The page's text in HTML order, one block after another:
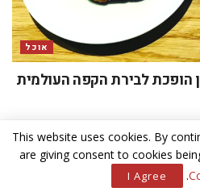
אוכל
הופכת לבירת הקפה העולמית
This website uses cookies. By
are giving consent to cookies
.
I Agree